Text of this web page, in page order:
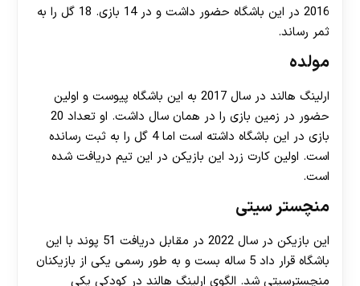
2016 در این باشگاه حضور داشت و در 14 بازی. 18 گل را به
ثمر رساند.
مولده
ارلینگ هالند در سال 2017 به این باشگاه پیوست و اولین
حضور در زمین بازی را در همان سال داشت. او تعداد 20
بازی در این باشگاه داشته است اما 4 گل را به ثبت رسانده
است. اولین کارت زرد این بازیکن در این تیم دریافت شده
است.
منچستر سیتی
این بازیکن در سال 2022 در مقابل دریافت 51 پوند با این
باشگاه قرار داد 5 ساله بست و به طور رسمی یکی از بازیکنان
منچسترسیتی شد. الگوی ارلینگ هالند در کودکی یکی